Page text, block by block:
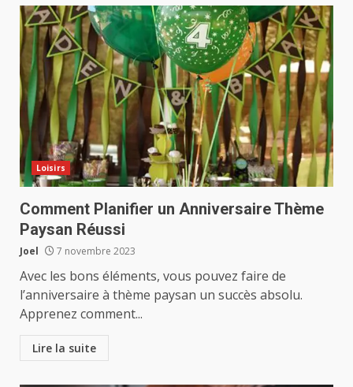
Loisirs
Comment Planifier un Anniversaire Thème
Paysan Réussi
Joel 7 novembre 2023
Avec les bons éléments, vous pouvez faire de
l’anniversaire à thème paysan un succès absolu.
Apprenez comment...
Lire la suite